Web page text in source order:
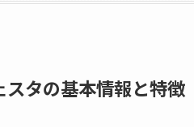
スタの基本情報と特徴